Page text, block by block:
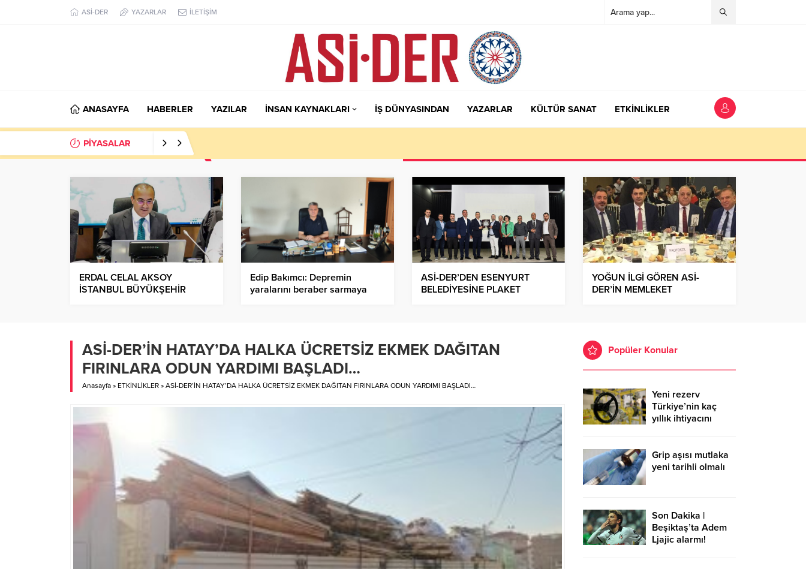
ASİ-DER YAZARLAR İLETİŞİM
ANASAYFA HABERLER YAZILAR İNSAN KAYNAKLARI İŞ DÜNYASINDAN YAZARLAR KÜLTÜR SANAT ETKİNLİKLER
PİYASALAR
ERDAL CELAL AKSOY
İSTANBUL BÜYÜKŞEHİR
Edip Bakımcı: Depremin
yaralarını beraber sarmaya
ASİ-DER’DEN ESENYURT
BELEDİYESİNE PLAKET
YOĞUN İLGİ GÖREN ASİ-
DER’İN MEMLEKET
ASİ-DER’İN HATAY’DA HALKA ÜCRETSİZ EKMEK DAĞITAN
FIRINLARA ODUN YARDIMI BAŞLADI…
Anasayfa » ETKİNLİKLER » ASİ-DER’İN HATAY’DA HALKA ÜCRETSİZ EKMEK DAĞITAN FIRINLARA ODUN YARDIMI BAŞLADI…
Popüler Konular
Yeni rezerv
Türkiye’nin kaç
yıllık ihtiyacını
Grip aşısı mutlaka
yeni tarihli olmalı
Son Dakika |
Beşiktaş’ta Adem
Ljajic alarmı!